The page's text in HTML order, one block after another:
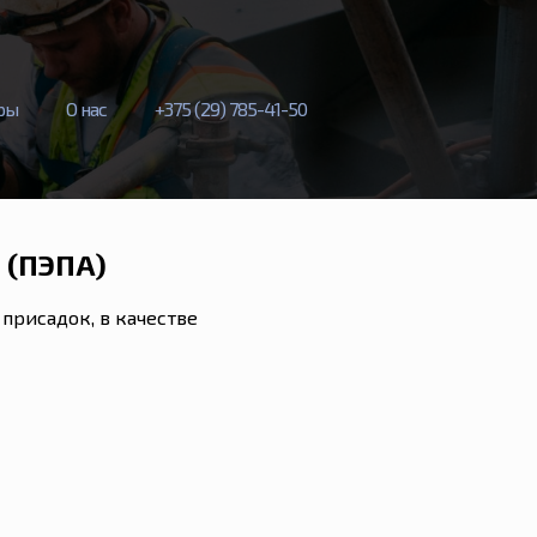
О нас +375(29) 785-41-50
(ПЭПА)
в качестве